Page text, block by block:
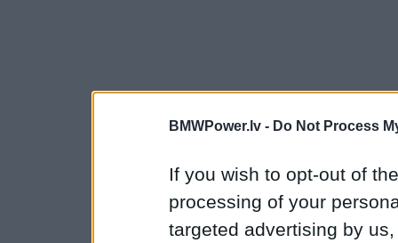
BMWPower.lv - Do Not Process
If you wish to opt-out of
processing of your
targeted advertising by